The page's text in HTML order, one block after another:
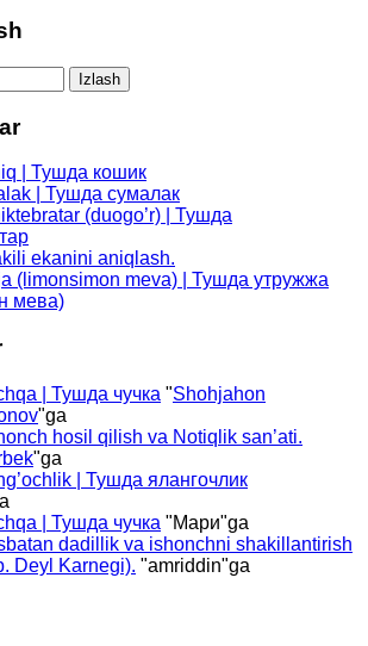
| Тушда кошик
| Тушда сумалак
(duogo’r) | Тушда
ekanini aniqlash.
(limonsimon meva) | Тушда утружжа
мева)
| Тушда чучка "Shohjahon
"ga
hosil qilish va Notiqlik san’ati.
"ga
| Тушда ялангочлик
| Тушда чучка "Мари"ga
dadillik va ishonchni shakillantirish
Deyl Karnegi). "amriddin"ga